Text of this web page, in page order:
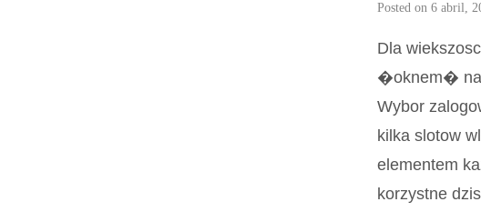
Posted on 6 abril,
Dla
�oknem� na
Wybor
kilka slotow
elementem
korzystne